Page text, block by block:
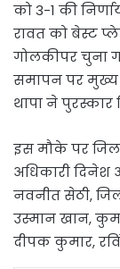
को 3-1 की
रावत को बेस्ट
गोलकीपर चुना
समापन पर मुख्य
थापा ने पुरस्कार
इस मौके पर जिला
अधिकारी
नवनीत सेठी,
उस्मान खान,
दीपक कुमार,